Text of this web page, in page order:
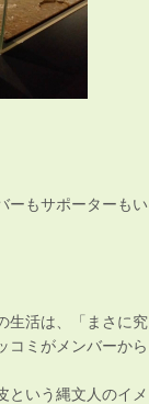
ーもサポーターもい
生活は、「まさに究
コミがメンバーから
という縄文人のイメ